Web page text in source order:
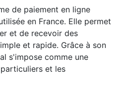
de paiement en ligne
en France. Elle permet
et de recevoir des
et rapide. Grâce à son
s'impose comme une
et les